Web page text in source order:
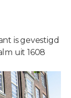
is gevestigd
uit 1608